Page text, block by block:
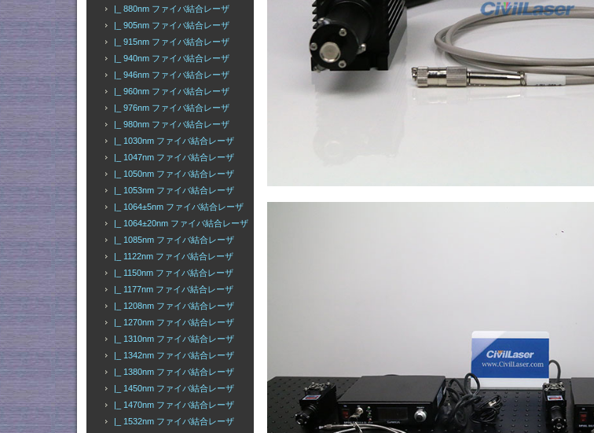
|_ 880nm ファイバ結合レーザ
|_ 905nm ファイバ結合レーザ
|_ 915nm ファイバ結合レーザ
|_ 940nm ファイバ結合レーザ
|_ 946nm ファイバ結合レーザ
|_ 960nm ファイバ結合レーザ
|_ 976nm ファイバ結合レーザ
|_ 980nm ファイバ結合レーザ
|_ 1030nm ファイバ結合レーザ
|_ 1047nm ファイバ結合レーザ
|_ 1050nm ファイバ結合レーザ
|_ 1053nm ファイバ結合レーザ
|_ 1064±5nm ファイバ結合レーザ
|_ 1064±20nm ファイバ結合レーザ
|_ 1085nm ファイバ結合レーザ
|_ 1122nm ファイバ結合レーザ
|_ 1150nm ファイバ結合レーザ
|_ 1177nm ファイバ結合レーザ
|_ 1208nm ファイバ結合レーザ
|_ 1270nm ファイバ結合レーザ
|_ 1310nm ファイバ結合レーザ
|_ 1342nm ファイバ結合レーザ
|_ 1380nm ファイバ結合レーザ
|_ 1450nm ファイバ結合レーザ
|_ 1470nm ファイバ結合レーザ
|_ 1532nm ファイバ結合レーザ